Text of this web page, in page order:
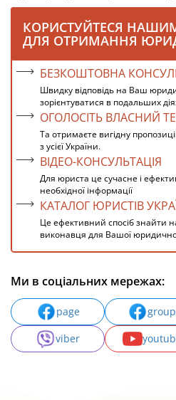
КОРИСТУЙТЕСЯ
ДЛЯ ОТРИМАННЯ
БЕЗКОШТОВНА
Швидку відповідь на Ваш
зорієнтуватися в подальших
ОГОЛОСІТЬ ВЛАСНИЙ
Та отримаєте вигідну
з усієї України.
ВІДЕО-КОНСУЛЬТАЦІЯ
Для юриста це сучасне і
необхідної інформації
КАТАЛОГ ЮРИСТІВ
Це ефективний спосіб знайти
виконавця для Вашої
Ми в соціальних мережах:
page group
viber